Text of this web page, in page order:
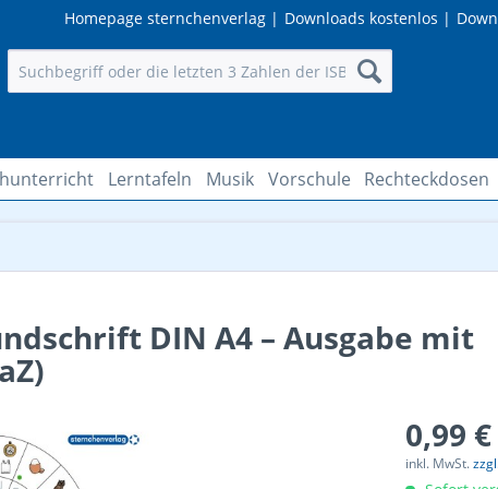
Downloads kostenlos |
Homepage sternchenverlag |
Lerntafeln Musik Vorschule Rechteckdosen
DIN A4 – Ausgabe mit
0,99
inkl. MwSt.